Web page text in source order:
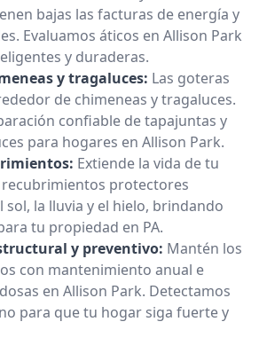
bajas las facturas de energía y
Evaluamos áticos en Allison Park
y duraderas.
y tragaluces: Las goteras
de chimeneas y tragaluces.
confiable de tapajuntas y
para hogares en Allison Park.
Extiende la vida de tu
recubrimientos protectores
la lluvia y el hielo, brindando
tu propiedad en PA.
y preventivo: Mantén los
con mantenimiento anual e
en Allison Park. Detectamos
para que tu hogar siga fuerte y